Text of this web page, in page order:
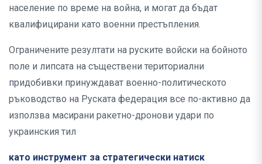
население по време на война, и могат да бъдат
квалифицирани като военни престъпления.
Ограничените резултати на руските войски на бойното
поле и липсата на съществени териториални
придобивки принуждават военно-политическото
ръководство на Руската федерация все по-активно да
използва масирани ракетно-дронови удари по
украинския тил
като инструмент за стратегически натиск